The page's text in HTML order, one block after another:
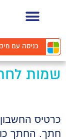
כניסה עם
שמות
כרטיס